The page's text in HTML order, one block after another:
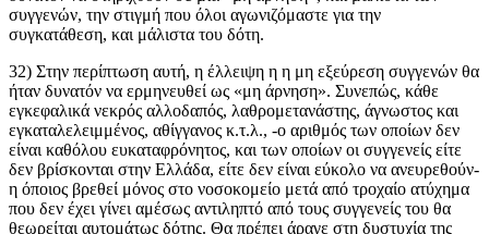
συγγενών, την στιγμή που όλοι αγωνιζόμαστε για την
συγκατάθεση, και μάλιστα του δότη.
32) Στην περίπτωση αυτή, η έλλειψη η η μη εξεύρεση συγγενών θα
ήταν δυνατόν να ερμηνευθεί ως «μη άρνηση». Συνεπώς, κάθε
εγκεφαλικά νεκρός αλλοδαπός, λαθρομετανάστης, άγνωστος και
εγκαταλελειμμένος, αθίγγανος κ.τ.λ., -ο αριθμός των οποίων δεν
είναι καθόλου ευκαταφρόνητος, και των οποίων οι συγγενείς είτε
δεν βρίσκονται στην Ελλάδα, είτε δεν είναι εύκολο να ανευρεθούν-
η όποιος βρεθεί μόνος στο νοσοκομείο μετά από τροχαίο ατύχημα
που δεν έχει γίνει αμέσως αντιληπτό από τους συγγενείς του θα
θεωρείται αυτομάτως δότης. Θα πρέπει άραγε στη δυστυχία της